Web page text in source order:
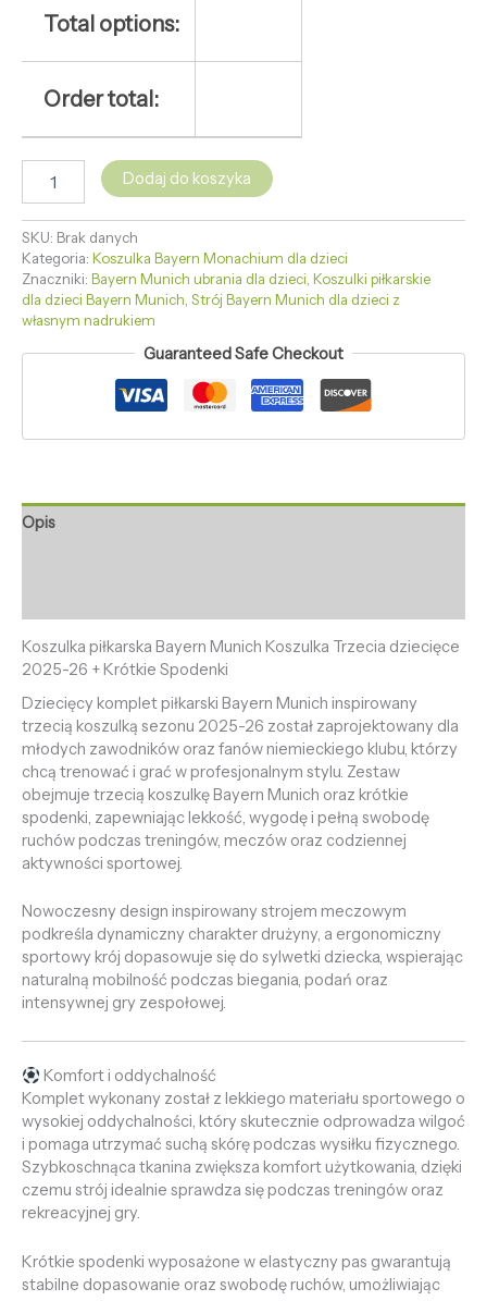
Total options:
Order total:
Dodaj do koszyka
SKU: Brak danych
Kategoria: Koszulka Bayern Monachium dla dzieci
Znaczniki: Bayern Munich ubrania dla dzieci, Koszulki piłkarskie
dla dzieci Bayern Munich, Strój Bayern Munich dla dzieci z
własnym nadrukiem
Guaranteed Safe Checkout
Opis
Koszulka piłkarska Bayern Munich Koszulka Trzecia dziecięce
2025-26 + Krótkie Spodenki
Dziecięcy komplet piłkarski Bayern Munich inspirowany
trzecią koszulką sezonu 2025-26 został zaprojektowany dla
młodych zawodników oraz fanów niemieckiego klubu, którzy
chcą trenować i grać w profesjonalnym stylu. Zestaw
obejmuje trzecią koszulkę Bayern Munich oraz krótkie
spodenki, zapewniając lekkość, wygodę i pełną swobodę
ruchów podczas treningów, meczów oraz codziennej
aktywności sportowej.
Nowoczesny design inspirowany strojem meczowym
podkreśla dynamiczny charakter drużyny, a ergonomiczny
sportowy krój dopasowuje się do sylwetki dziecka, wspierając
naturalną mobilność podczas biegania, podań oraz
intensywnej gry zespołowej.
Komfort i oddychalność
Komplet wykonany został z lekkiego materiału sportowego o
wysokiej oddychalności, który skutecznie odprowadza wilgoć
i pomaga utrzymać suchą skórę podczas wysiłku fizycznego.
Szybkoschnąca tkanina zwiększa komfort użytkowania, dzięki
czemu strój idealnie sprawdza się podczas treningów oraz
rekreacyjnej gry.
Krótkie spodenki wyposażone w elastyczny pas gwarantują
stabilne dopasowanie oraz swobodę ruchów, umożliwiając